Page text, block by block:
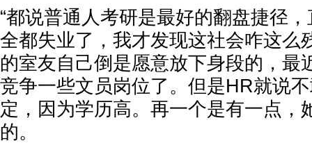
“都说普通人考研是最好的翻盘捷径
全都失业了，我才发现这社会咋这么
的室友自己倒是愿意放下身段的，最
竞争一些文员岗位了。但是HR就说
定，因为学历高。再一个是有一点，
的。